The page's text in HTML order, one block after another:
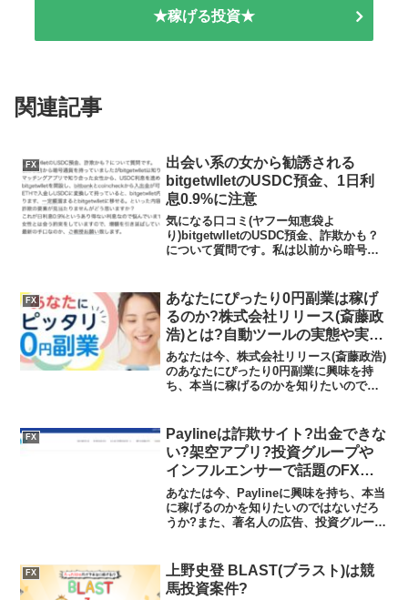
★稼げる投資★
関連記事
FX
出会い系の女から勧誘される
bitgetwlletのUSDC預金、1日利
息0.9%に注意
気になる口コミ(ヤフー知恵袋よ
り)bitgetwlletのUSDC預金、詐欺かも？
について質問です。私は以前から暗号通
合った女性から、USDC利息を進められ...
FX
あなたにぴったり0円副業は稼げ
るのか?株式会社リリース(斎藤政
浩)とは?自動ツールの実態や実践
者の声、口コミや評判を調査しま
した
あなたは今、株式会社リリース(斎藤政浩)
のあなたにぴったり0円副業に興味を持
ち、本当に稼げるのかを知りたいのでは
うとしているのではないだろうか？答え
を言うと、稼ぐこと...
FX
Paylineは詐欺サイト?出金できな
い?架空アプリ?投資グループや
インフルエンサーで話題のFX投
資の実態や実践者の声、口コミや
評判を調査しました
あなたは今、Paylineに興味を持ち、本当
に稼げるのかを知りたいのではないだろ
うか?また、著名人の広告、投資グループ
ではないだろうか？答え、結論を言う
と、Pa...
FX
上野史登 BLAST(ブラスト)は競
馬投資案件?